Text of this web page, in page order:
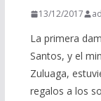
13/12/2017
La primera
Santos, y el
Zuluaga,
regalos a los